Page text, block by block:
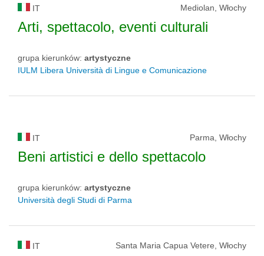
IT Mediolan, Włochy
Arti, spettacolo, eventi culturali
grupa kierunków: artystyczne
IULM Libera Università di Lingue e Comunicazione
IT Parma, Włochy
Beni artistici e dello spettacolo
grupa kierunków: artystyczne
Università degli Studi di Parma
IT Santa Maria Capua Vetere, Włochy